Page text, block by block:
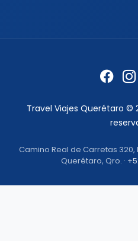
Politica de privacidad